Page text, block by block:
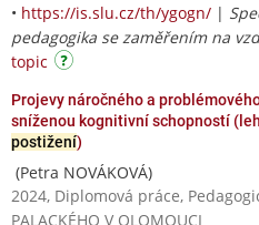
• https://is.slu.cz/th/ygogn/ |
pedagogika se zaměřením na
topic
Projevy náročného a
sníženou kognitivní schopností
postižení)
(Petra NOVÁKOVÁ)
2024, Diplomová práce,
PALACKÉHO V OLOMOUCI